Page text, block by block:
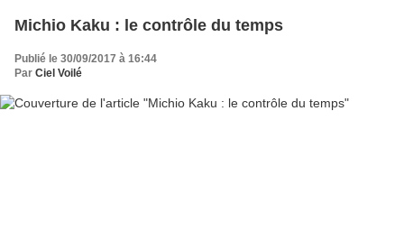
Michio Kaku : le contrôle du temps
Publié le 30/09/2017 à 16:44
Par Ciel Voilé